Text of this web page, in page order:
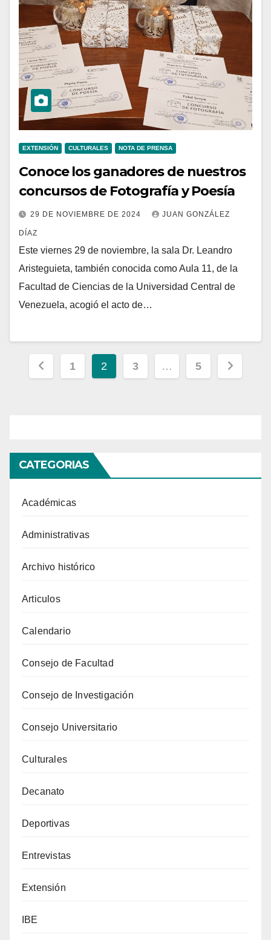
EXTENSIÓN CULTURALES NOTA DE PRENSA
Conoce los ganadores de nuestros
concursos de Fotografía y Poesía
29 DE NOVIEMBRE DE 2024 JUAN GONZÁLEZ
DÍAZ
Este viernes 29 de noviembre, la sala Dr. Leandro
Aristeguieta, también conocida como Aula 11, de la
Facultad de Ciencias de la Universidad Central de
Venezuela, acogió el acto de…
Paginación
1 2 3 … 5
CATEGORIAS
Académicas
Administrativas
Archivo histórico
Articulos
Calendario
Consejo de Facultad
Consejo de Investigación
Consejo Universitario
Culturales
Decanato
Deportivas
Entrevistas
Extensión
IBE